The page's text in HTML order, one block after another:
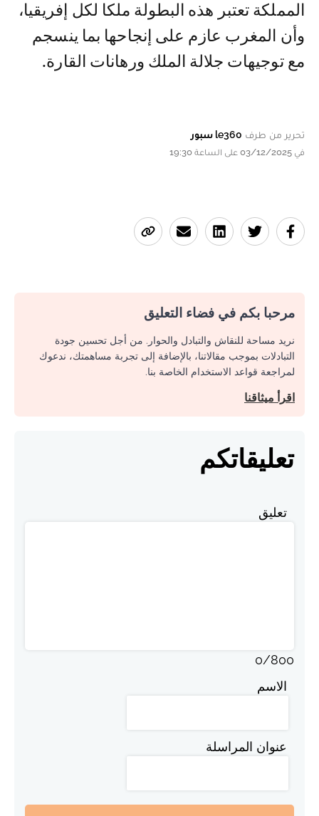
المملكة تعتبر هذه البطولة ملكا لكل إفريقيا،
وأن المغرب عازم على إنجاحها بما ينسجم
مع توجيهات جلالة الملك ورهانات القارة.
تحرير من طرف le360 سبور
في 03/12/2025 على الساعة 19:30
مرحبا بكم في فضاء التعليق
نريد مساحة للنقاش والتبادل والحوار. من أجل تحسين جودة
التبادلات بموجب مقالاتنا، بالإضافة إلى تجربة مساهمتك، ندعوك
لمراجعة قواعد الاستخدام الخاصة بنا.
اقرأ ميثاقنا
تعليقاتكم
تعليق
0/800
الاسم
عنوان المراسلة